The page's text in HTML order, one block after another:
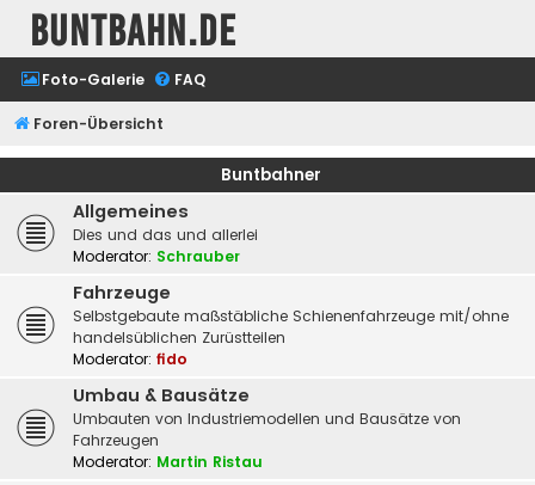
buntbahn.de
Foto-Galerie FAQ
Foren-Übersicht
Buntbahner
Allgemeines
Dies und das und allerlei
Moderator: Schrauber
Fahrzeuge
Selbstgebaute maßstäbliche Schienenfahrzeuge mit/ohne
handelsüblichen Zurüstteilen
Moderator: fido
Umbau & Bausätze
Umbauten von Industriemodellen und Bausätze von
Fahrzeugen
Moderator: Martin Ristau